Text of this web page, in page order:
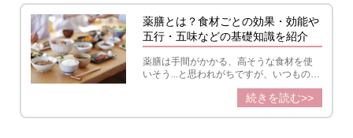
薬膳とは？食材ごとの効果・効能や
五行・五味などの基礎知識を紹介
薬膳は手間がかかる、高そうな食材を使
いそう...と思われがちですが、いつもの食
材で簡単につくることができます。昔か
ら食材には薬と同じような効能があると
続きを読む>>